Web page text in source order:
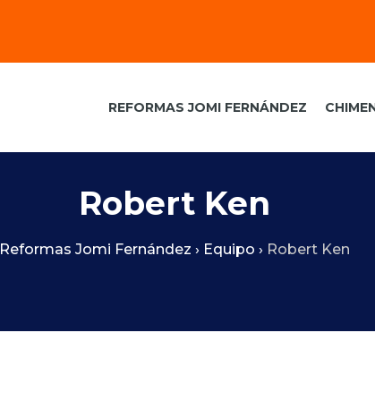
REFORMAS JOMI FERNÁNDEZ
Robert Ken
Reformas Jomi Fernández › Equipo › Robert Ken